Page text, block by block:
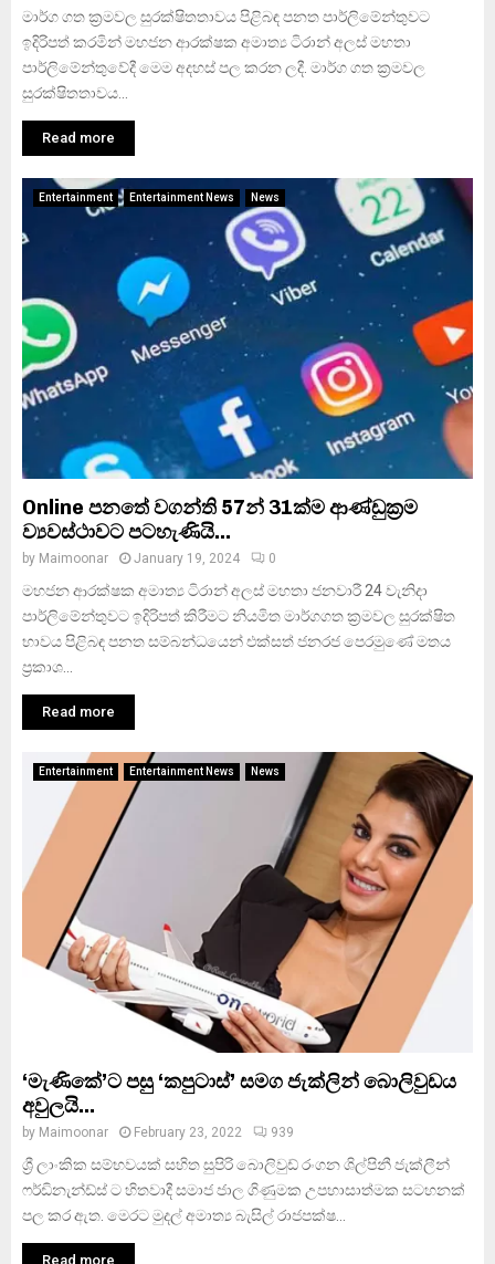
මාර්ග ගත ක්‍රමවල සුරක්ෂිතතාවය පිළිබඳ පනත පාර්ලිමේන්තුවට
ඉදිරිපත් කරමින් මහජන ආරක්ෂක අමාත්‍ය ටිරාන් අලස් මහතා
පාර්ලිමේන්තුවේදී මෙම අදහස් පල කරන ලදී. මාර්ග ගත ක්‍රමවල
සුරක්ෂිතතාවය...
Read more
Entertainment Entertainment News News
Online පනතේ වගන්ති 57න් 31ක්ම ආණ්ඩුක්‍රම
ව්‍යවස්ථාවට පටහැණියි…
by Maimoonar January 19, 2024 0
මහජන ආරක්ෂක අමාත්‍ය ටිරාන් අලස් මහතා ජනවාරී 24 වැනිදා
පාර්ලිමේන්තුවට ඉදිරිපත් කිරීමට නියමිත මාර්ගගත ක්‍රමවල සුරක්ෂිත
භාවය පිළිබඳ පනත සම්බන්ධයෙන් එක්සත් ජනරජ පෙරමුණේ මතය
ප්‍රකාශ...
Read more
Entertainment Entertainment News News
‘මැණිකේ’ට පසු ‘කපුටාස්’ සමග ජැක්ලින් බොලිවුඩය
අවුලයි…
by Maimoonar February 23, 2022 939
ශ්‍රී ලාංකික සම්භවයක් සහිත සුපිරි බොලිවුඩ් රංගන ශිල්පිනී ජැක්ලීන්
ෆර්ඩිනැන්ඩ්ස් ට හිතවාදී සමාජ ජාල ගිණුමක උපහාසාත්මක සටහනක්
පල කර ඇත. මෙරට මුදල් අමාත්‍ය බැසිල් රාජපක්ෂ...
Read more